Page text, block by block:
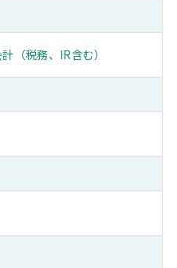
（税務、IR含む）